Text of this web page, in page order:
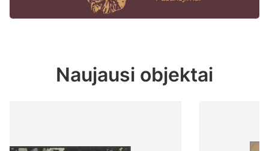
Naujausi objektai